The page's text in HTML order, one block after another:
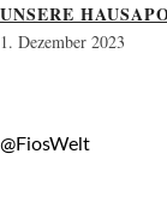
UNSERE
1. Dezember 2023
@FiosWelt